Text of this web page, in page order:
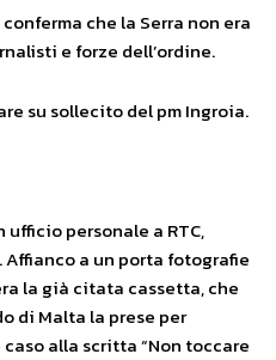
che la Serra non era
e forze dell’ordine.
su sollecito del pm Ingroia.
ufficio personale a RTC,
a un porta fotografie
la già citata cassetta, che
di Malta la prese per
alla scritta “Non toccare